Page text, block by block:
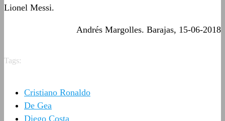
Lionel Messi.
Andrés Margolles. Barajas, 15-06-2018
Tags:
Cristiano Ronaldo
De Gea
Diego Costa